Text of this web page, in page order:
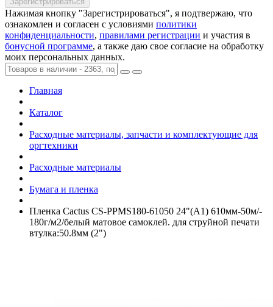
Нажимая кнопку "Зарегистрироваться", я подтвержаю, что
ознакомлен и согласен с условиями политики
конфиденциальности, правилами регистрации и участия в
бонусной программе, а также даю свое согласие на обработку
моих персональных данных.
Главная
Каталог
Расходные материалы, запчасти и комплектующие для
оргтехники
Расходные материалы
Бумага и пленка
Пленка Cactus CS-PPMS180-61050 24"(A1) 610мм-50м/­
180г/­м2/­белый матовое самоклей. для струйной печати
втулка:50.8мм (2")